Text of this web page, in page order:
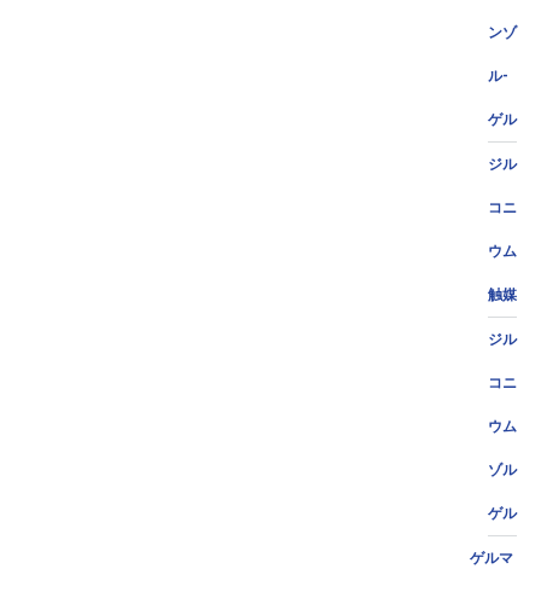
ンゾ
ル-
ゲル
ジル
コニ
ウム
触媒
ジル
コニ
ウム
ゾル
ゲル
ゲルマ